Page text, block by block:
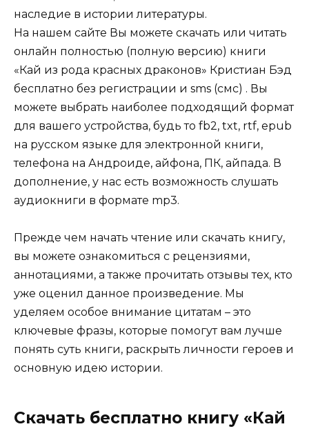
наследие в истории литературы.
На нашем сайте Вы можете скачать или читать
онлайн полностью (полную версию) книги
«Кай из рода красных драконов» Кристиан Бэд
бесплатно без регистрации и sms (смс) . Вы
можете выбрать наиболее подходящий формат
для вашего устройства, будь то fb2, txt, rtf, epub
на русском языке для электронной книги,
телефона на Андроиде, айфона, ПК, айпада. В
дополнение, у нас есть возможность слушать
аудиокниги в формате mp3.
Прежде чем начать чтение или скачать книгу,
вы можете ознакомиться с рецензиями,
аннотациями, а также прочитать отзывы тех, кто
уже оценил данное произведение. Мы
уделяем особое внимание цитатам – это
ключевые фразы, которые помогут вам лучше
понять суть книги, раскрыть личности героев и
основную идею истории.
Скачать бесплатно книгу «Кай